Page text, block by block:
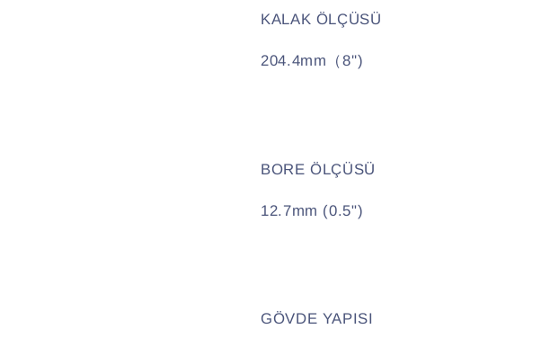
KALAK ÖLÇÜSÜ
204.4mm（8'')
BORE ÖLÇÜSÜ
12.7mm (0.5")
GÖVDE YAPISI